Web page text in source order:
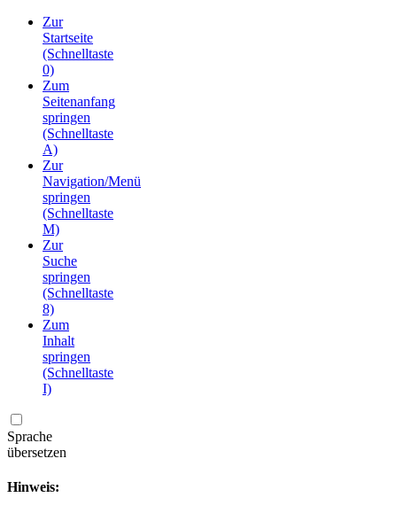
Zur
Startseite
(Schnelltaste
0)
Zum
Seitenanfang
springen
(Schnelltaste
A)
Zur
Navigation/Menü
springen
(Schnelltaste
M)
Zur
Suche
springen
(Schnelltaste
8)
Zum
Inhalt
springen
(Schnelltaste
I)
Sprache
übersetzen
Hinweis: